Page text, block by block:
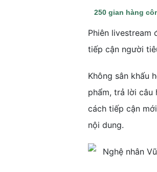
250 gian hàng
Phiên livestream
tiếp cận người
Không sân khấu
phẩm, trả lời
cách tiếp cận
nội dung.